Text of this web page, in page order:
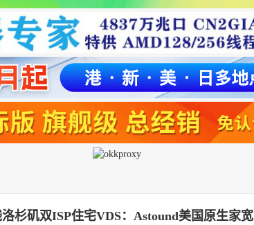
杉矶双ISP住宅VDS：Astound美国原生家宽